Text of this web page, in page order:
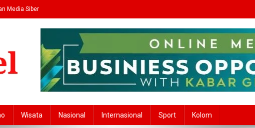
Media Siber
Wisata Nasional Internasional Sport Kolom